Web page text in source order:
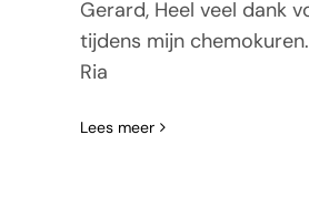
Gerard, Heel veel dank
tijdens mijn
Ria
Lees meer